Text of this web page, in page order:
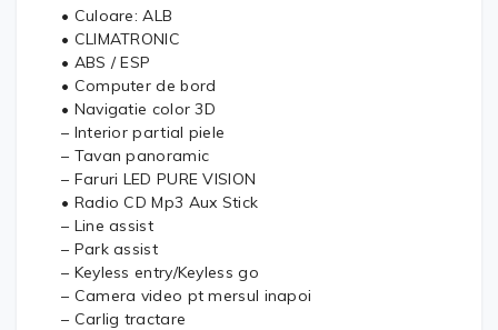
• Culoare: ALB
• CLIMATRONIC
• ABS / ESP
• Computer de bord
• Navigatie color 3D
– Interior partial piele
– Tavan panoramic
– Faruri LED PURE VISION
• Radio CD Mp3 Aux Stick
– Line assist
– Park assist
– Keyless entry/Keyless go
– Camera video pt mersul inapoi
– Carlig tractare